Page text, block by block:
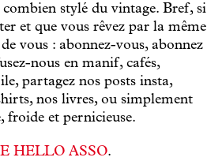
stylé du vintage. Bref, si
et que vous rêvez par la même
vous : abonnez-vous, abonnez
nous en manif, cafés,
partagez nos posts insta,
nos livres, ou simplement
froide et pernicieuse.
HELLO ASSO.